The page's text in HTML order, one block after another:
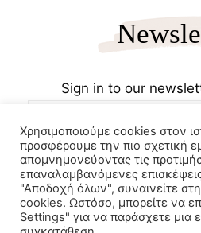
Sign in to our
Copyrights 2025
Χρησιμοποιούμε cookies στον
προσφέρουμε την πιο σχετική
απομνημονεύοντας τις
επαναλαμβανόμενες
"Αποδοχή όλων", συναινείτε
cookies. Ωστόσο, μπορείτε να
Settings" για να παράσχετε μια